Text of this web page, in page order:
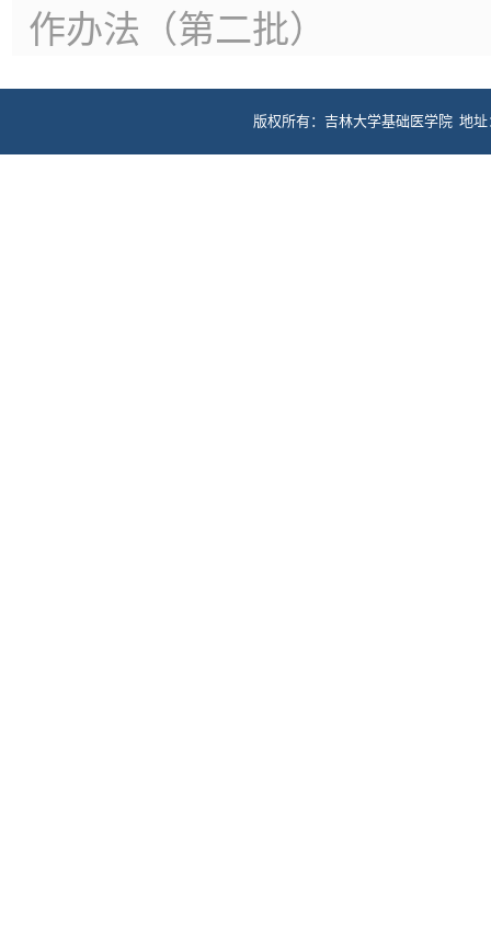
作办法（第二批）
版权所有：吉林大学基础医学院 地